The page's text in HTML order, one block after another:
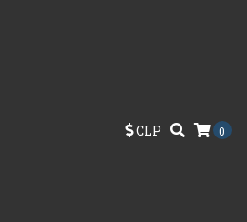
CLP 0